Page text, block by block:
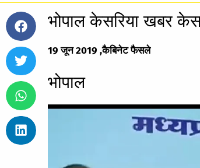
भोपाल केसरिया खबर
19 जून 2019 ,कैबिनेट फैसले
भोपाल